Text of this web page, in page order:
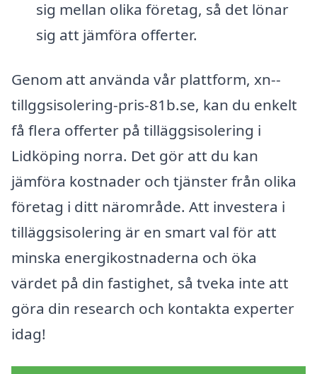
sig mellan olika företag, så det lönar
sig att jämföra offerter.
Genom att använda vår plattform, xn--
tillggsisolering-pris-81b.se, kan du enkelt
få flera offerter på tilläggsisolering i
Lidköping norra. Det gör att du kan
jämföra kostnader och tjänster från olika
företag i ditt närområde. Att investera i
tilläggsisolering är en smart val för att
minska energikostnaderna och öka
värdet på din fastighet, så tveka inte att
göra din research och kontakta experter
idag!